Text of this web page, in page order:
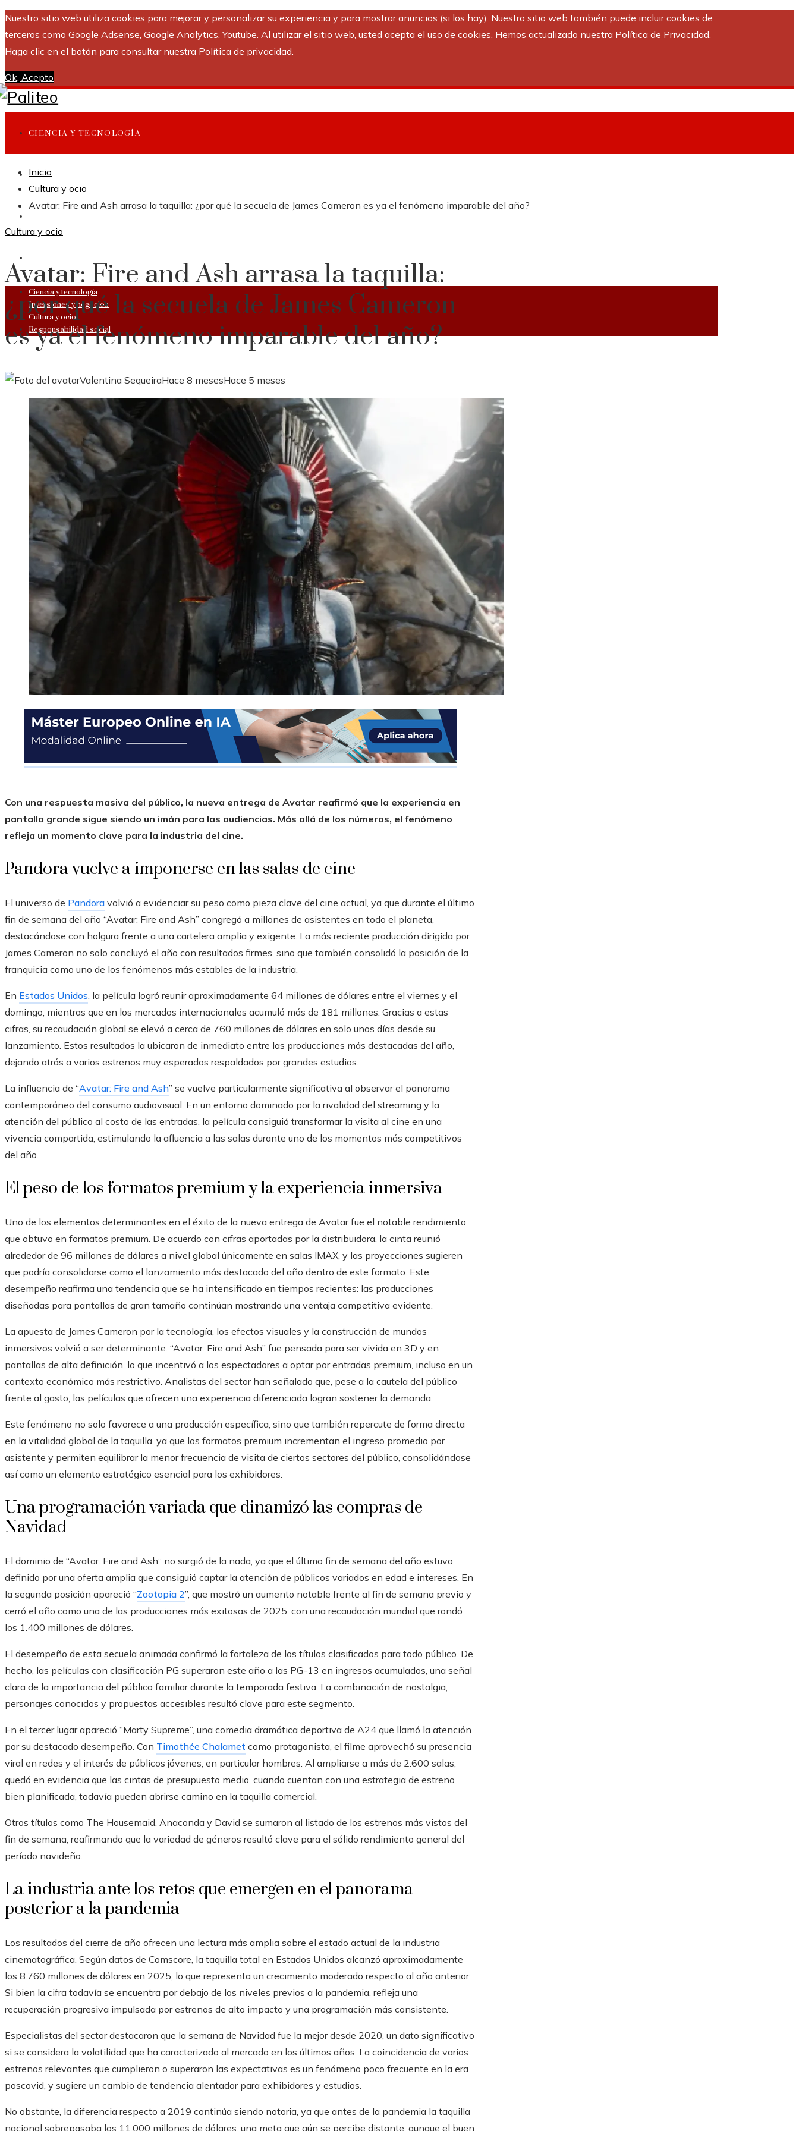
Nuestro sitio web utiliza cookies para mejorar y personalizar su experiencia y para mostrar anuncios (si los hay). Nuestro sitio web también puede incluir cookies de
terceros como Google Adsense, Google Analytics, Youtube. Al utilizar el sitio web, usted acepta el uso de cookies. Hemos actualizado nuestra Política de Privacidad.
Haga clic en el botón para consultar nuestra Política de privacidad.
Ok, Acepto
CIENCIA Y TECNOLOGÍA
INVERSIONES Y NEGOCIOS
Ciencia y tecnología
Inversiones y negocios
Cultura y ocio
Responsabilidad social
Inicio
Cultura y ocio
Avatar: Fire and Ash arrasa la taquilla: ¿por qué la secuela de James Cameron es ya el fenómeno imparable del año?
Cultura y ocio
Avatar: Fire and Ash arrasa la taquilla:
¿por qué la secuela de James Cameron
es ya el fenómeno imparable del año?
Valentina SequeiraHace 8 mesesHace 5 meses
Con una respuesta masiva del público, la nueva entrega de Avatar reafirmó que la experiencia en
pantalla grande sigue siendo un imán para las audiencias. Más allá de los números, el fenómeno
refleja un momento clave para la industria del cine.
Pandora vuelve a imponerse en las salas de cine
El universo de Pandora volvió a evidenciar su peso como pieza clave del cine actual, ya que durante el último
fin de semana del año “Avatar: Fire and Ash” congregó a millones de asistentes en todo el planeta,
destacándose con holgura frente a una cartelera amplia y exigente. La más reciente producción dirigida por
James Cameron no solo concluyó el año con resultados firmes, sino que también consolidó la posición de la
franquicia como uno de los fenómenos más estables de la industria.
En Estados Unidos, la película logró reunir aproximadamente 64 millones de dólares entre el viernes y el
domingo, mientras que en los mercados internacionales acumuló más de 181 millones. Gracias a estas
cifras, su recaudación global se elevó a cerca de 760 millones de dólares en solo unos días desde su
lanzamiento. Estos resultados la ubicaron de inmediato entre las producciones más destacadas del año,
dejando atrás a varios estrenos muy esperados respaldados por grandes estudios.
La influencia de “Avatar: Fire and Ash” se vuelve particularmente significativa al observar el panorama
contemporáneo del consumo audiovisual. En un entorno dominado por la rivalidad del streaming y la
atención del público al costo de las entradas, la película consiguió transformar la visita al cine en una
vivencia compartida, estimulando la afluencia a las salas durante uno de los momentos más competitivos
del año.
El peso de los formatos premium y la experiencia inmersiva
Uno de los elementos determinantes en el éxito de la nueva entrega de Avatar fue el notable rendimiento
que obtuvo en formatos premium. De acuerdo con cifras aportadas por la distribuidora, la cinta reunió
alrededor de 96 millones de dólares a nivel global únicamente en salas IMAX, y las proyecciones sugieren
que podría consolidarse como el lanzamiento más destacado del año dentro de este formato. Este
desempeño reafirma una tendencia que se ha intensificado en tiempos recientes: las producciones
diseñadas para pantallas de gran tamaño continúan mostrando una ventaja competitiva evidente.
La apuesta de James Cameron por la tecnología, los efectos visuales y la construcción de mundos
inmersivos volvió a ser determinante. “Avatar: Fire and Ash” fue pensada para ser vivida en 3D y en
pantallas de alta definición, lo que incentivó a los espectadores a optar por entradas premium, incluso en un
contexto económico más restrictivo. Analistas del sector han señalado que, pese a la cautela del público
frente al gasto, las películas que ofrecen una experiencia diferenciada logran sostener la demanda.
Este fenómeno no solo favorece a una producción específica, sino que también repercute de forma directa
en la vitalidad global de la taquilla, ya que los formatos premium incrementan el ingreso promedio por
asistente y permiten equilibrar la menor frecuencia de visita de ciertos sectores del público, consolidándose
así como un elemento estratégico esencial para los exhibidores.
Una programación variada que dinamizó las compras de
Navidad
El dominio de “Avatar: Fire and Ash” no surgió de la nada, ya que el último fin de semana del año estuvo
definido por una oferta amplia que consiguió captar la atención de públicos variados en edad e intereses. En
la segunda posición apareció “Zootopia 2”, que mostró un aumento notable frente al fin de semana previo y
cerró el año como una de las producciones más exitosas de 2025, con una recaudación mundial que rondó
los 1.400 millones de dólares.
El desempeño de esta secuela animada confirmó la fortaleza de los títulos clasificados para todo público. De
hecho, las películas con clasificación PG superaron este año a las PG-13 en ingresos acumulados, una señal
clara de la importancia del público familiar durante la temporada festiva. La combinación de nostalgia,
personajes conocidos y propuestas accesibles resultó clave para este segmento.
En el tercer lugar apareció “Marty Supreme”, una comedia dramática deportiva de A24 que llamó la atención
por su destacado desempeño. Con Timothée Chalamet como protagonista, el filme aprovechó su presencia
viral en redes y el interés de públicos jóvenes, en particular hombres. Al ampliarse a más de 2.600 salas,
quedó en evidencia que las cintas de presupuesto medio, cuando cuentan con una estrategia de estreno
bien planificada, todavía pueden abrirse camino en la taquilla comercial.
Otros títulos como The Housemaid, Anaconda y David se sumaron al listado de los estrenos más vistos del
fin de semana, reafirmando que la variedad de géneros resultó clave para el sólido rendimiento general del
período navideño.
La industria ante los retos que emergen en el panorama
posterior a la pandemia
Los resultados del cierre de año ofrecen una lectura más amplia sobre el estado actual de la industria
cinematográfica. Según datos de Comscore, la taquilla total en Estados Unidos alcanzó aproximadamente
los 8.760 millones de dólares en 2025, lo que representa un crecimiento moderado respecto al año anterior.
Si bien la cifra todavía se encuentra por debajo de los niveles previos a la pandemia, refleja una
recuperación progresiva impulsada por estrenos de alto impacto y una programación más consistente.
Especialistas del sector destacaron que la semana de Navidad fue la mejor desde 2020, un dato significativo
si se considera la volatilidad que ha caracterizado al mercado en los últimos años. La coincidencia de varios
estrenos relevantes que cumplieron o superaron las expectativas es un fenómeno poco frecuente en la era
poscovid, y sugiere un cambio de tendencia alentador para exhibidores y estudios.
No obstante, la diferencia respecto a 2019 continúa siendo notoria, ya que antes de la pandemia la taquilla
nacional sobrepasaba los 11.000 millones de dólares, una meta que aún se percibe distante, aunque el buen